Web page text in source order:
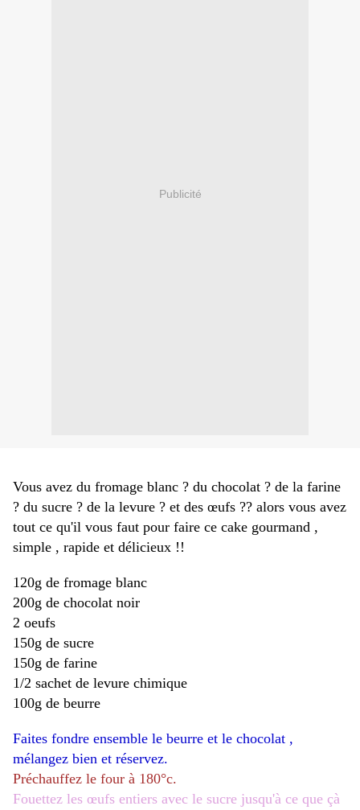
Publicité
Vous avez du fromage blanc ? du chocolat ? de la farine
? du sucre ? de la levure ? et des œufs ?? alors vous avez
tout ce qu'il vous faut pour faire ce cake gourmand ,
simple , rapide et délicieux !!
120g de fromage blanc
200g de chocolat noir
2 oeufs
150g de sucre
150g de farine
1/2 sachet de levure chimique
100g de beurre
Faites fondre ensemble le beurre et le chocolat ,
mélangez bien et réservez.
Préchauffez le four à 180°c.
Fouettez les œufs entiers avec le sucre jusqu'à ce que çà